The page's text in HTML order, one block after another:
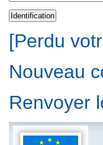
[Perdu
Nouveau
Renvoyer